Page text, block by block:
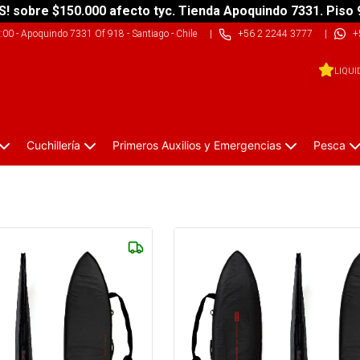
sobre $150.000 afecto tyc. Tienda Apoquindo 7331. Piso
- Apoquindo 7331 Of 918 - Santiago - Chile| +56 2 2244 3777 |
Cuchillería Primeros Auxilios y Emergencias Pesca